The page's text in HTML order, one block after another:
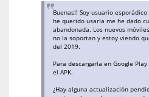
Buenas!! Soy usuario
he querido usarla me he dado
abandonada. Los nuevos
no la soportan y estoy viendo
del 2019.
Para descargarla en Google
el APK.
¿Hay alguna actualización